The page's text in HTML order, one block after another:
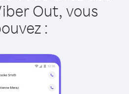
Out, vous
: